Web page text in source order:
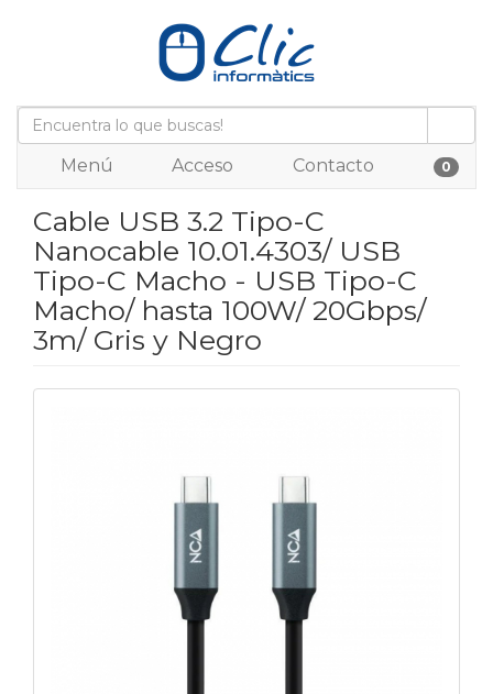
Menú Acceso Contacto 0
Cable USB 3.2 Tipo-C
Nanocable 10.01.4303/ USB
Tipo-C Macho - USB Tipo-C
Macho/ hasta 100W/ 20Gbps/
3m/ Gris y Negro